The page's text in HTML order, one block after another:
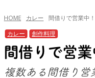
HOME カレー
間借りで営業中
カレー
創作料理
間借りで営
複数ある間借り営